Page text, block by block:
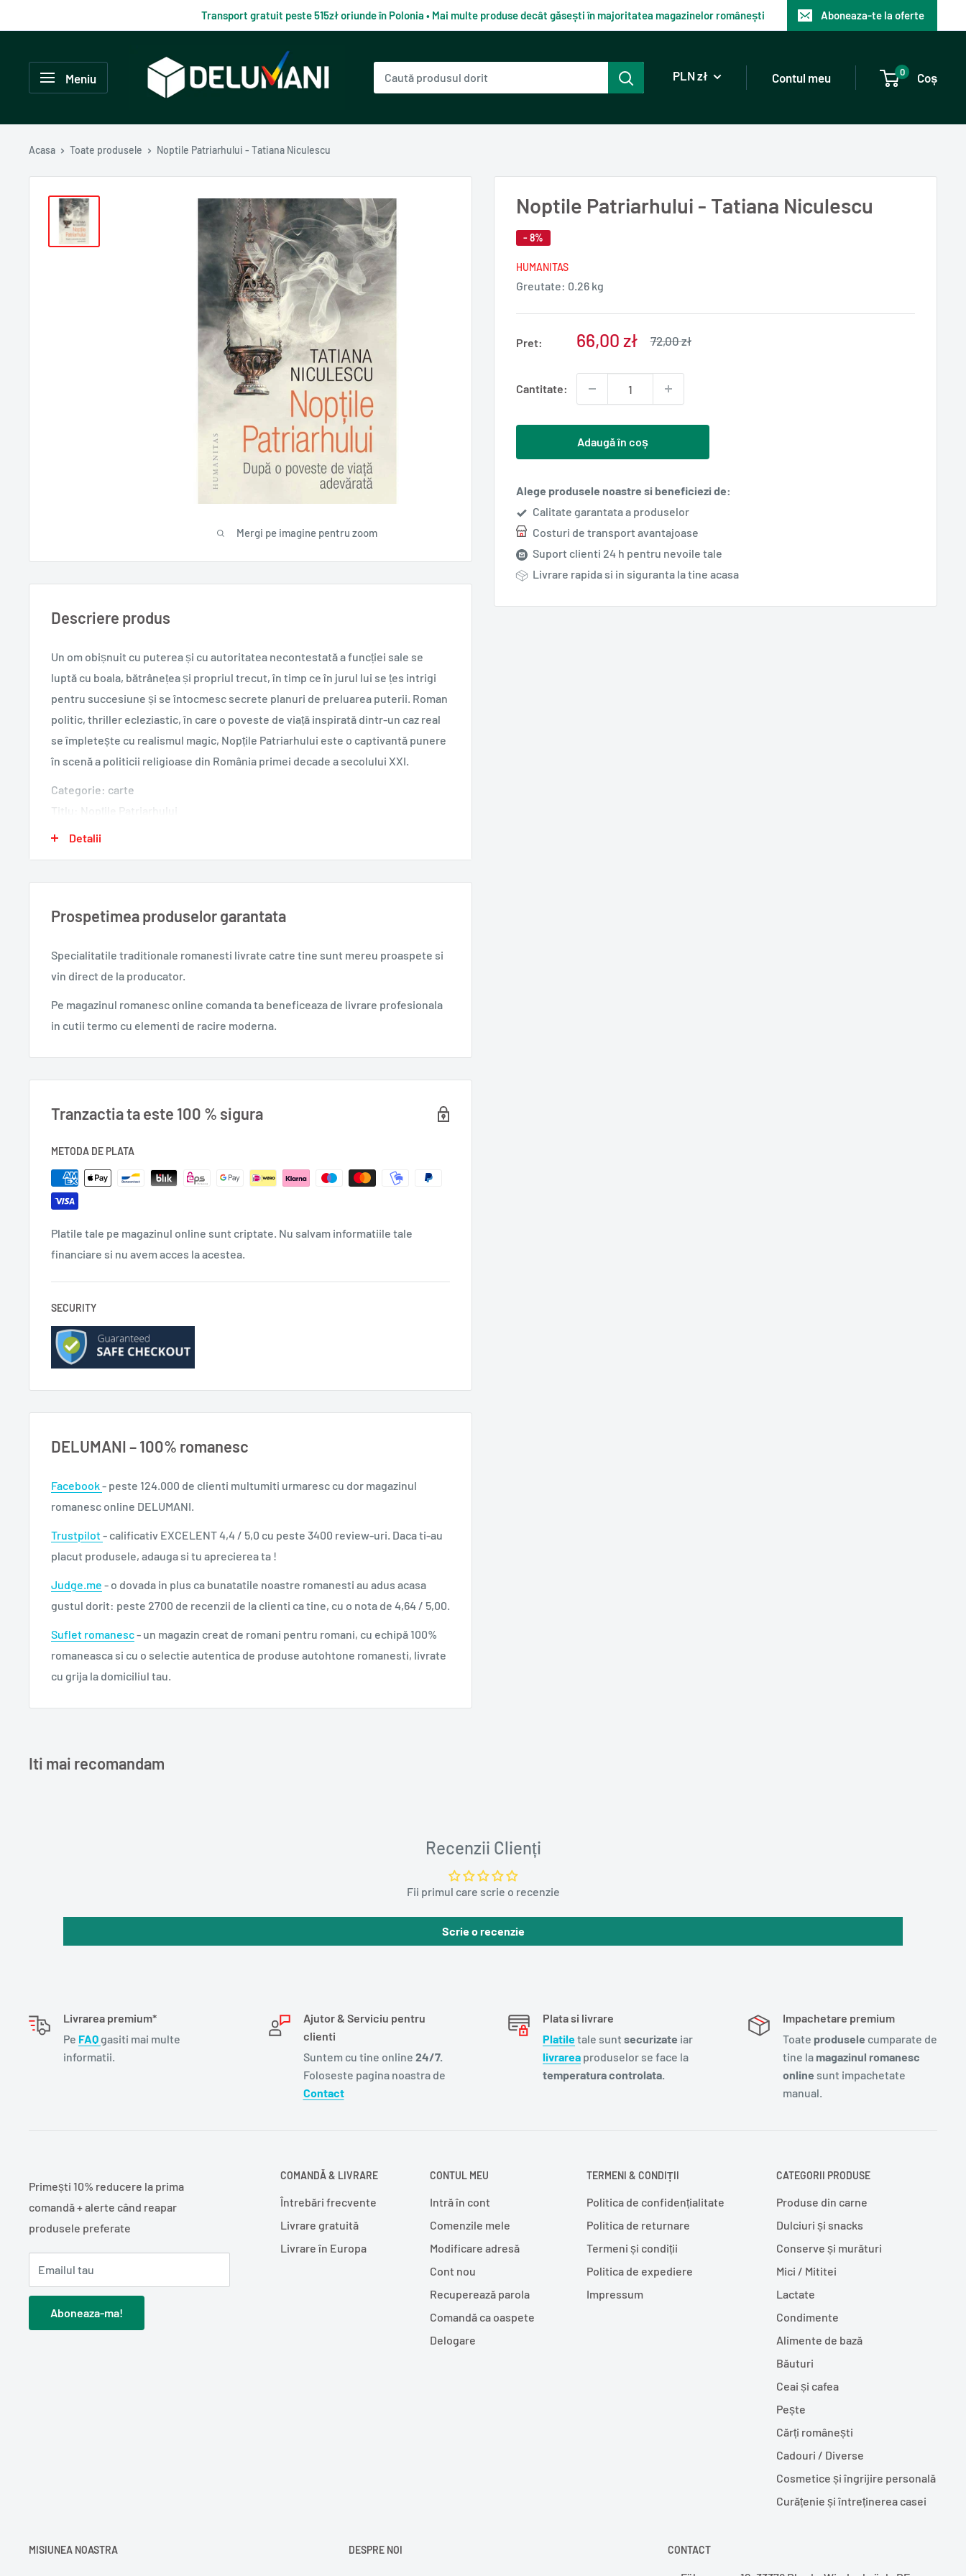
te
continut
Transport gratuit peste 515zł oriunde în Polonia • Mai multe produse decât găsești în majoritatea magazinelor românești Aboneaza-te la oferte
Meniu
Delumani
Magazin
PLN zł Contul meu 0 Coș
Acasa Toate produsele Noptile Patriarhului - Tatiana Niculescu
Mergi pe imagine pentru zoom
Noptile Patriarhului - Tatiana Niculescu
- 8%
HUMANITAS
Greutate: 0.26 kg
Pret:
Pret
66,00 zł
Pret
72,00 zł
Cantitate:
Adaugă în coș
Alege produsele noastre si beneficiezi de:
Calitate garantata a produselor
Costuri de transport avantajoase
Suport clienti 24 h pentru nevoile tale
Livrare rapida si in siguranta la tine acasa
Descriere produs
Un om obișnuit cu puterea și cu autoritatea necontestată a funcției sale se
luptă cu boala, bătrânețea și propriul trecut, în timp ce în jurul lui se țes intrigi
pentru succesiune și se întocmesc secrete planuri de preluarea puterii. Roman
politic, thriller ecleziastic, în care o poveste de viață inspirată dintr-un caz real
se împletește cu realismul magic, Nopțile Patriarhului este o captivantă punere
în scenă a politicii religioase din România primei decade a secolului XXI.
Categorie: carte
Titlu: Nopțile Patriarhului
Subtitlu: După o poveste de viață adevărată
Format: 13x20 cm
Colecție: în afara colecţiilor
Domeniu: literatură
Autor: Tatiana Niculescu
Detalii
Prospetimea produselor garantata
Specialitatile traditionale romanesti livrate catre tine sunt mereu proaspete si
vin direct de la producator.
Pe magazinul romanesc online comanda ta beneficeaza de livrare profesionala
in cutii termo cu elementi de racire moderna.
Tranzactia ta este 100 % sigura
METODA DE PLATA
Platile tale pe magazinul online sunt criptate. Nu salvam informatiile tale
financiare si nu avem acces la acestea.
SECURITY
DELUMANI – 100% romanesc
Facebook- peste 124.000 de clienti multumiti urmaresc cu dor magazinul
romanesc online DELUMANI.
Trustpilot- calificativ EXCELENT 4,4 / 5,0 cu peste 3400 review-uri. Daca ti-au
placut produsele, adauga si tu aprecierea ta !
Judge.me - o dovada in plus ca bunatatile noastre romanesti au adus acasa
gustul dorit: peste 2700 de recenzii de la clienti ca tine, cu o nota de 4,64 / 5,00.
Suflet romanesc- un magazin creat de romani pentru romani, cu echipă 100%
romaneasca si cu o selectie autentica de produse autohtone romanesti, livrate
cu grija la domiciliul tau.
Iti mai recomandam
Recenzii Clienți
Fii primul care scrie o recenzie
Scrie o recenzie
Livrarea premium*
Pe FAQ gasiti mai multe
informatii.
Ajutor & Serviciu pentru
clienti
Suntem cu tine online 24/7.
Foloseste pagina noastra de
Contact
Plata si livrare
Platiletale sunt securizate iar
livrarea produselor se face la
temperatura controlata.
Impachetare premium
Toate produsele cumparate de
tine lamagazinul romanesc
online sunt impachetate
manual.
Primești 10% reducere la prima
comandă + alerte când reapar
produsele preferate
Emailul tau
Aboneaza-ma!
COMANDĂ & LIVRARE
Întrebări frecvente
Livrare gratuită
Livrare în Europa
CONTUL MEU
Intră în cont
Comenzile mele
Modificare adresă
Cont nou
Recuperează parola
Comandă ca oaspete
Delogare
TERMENI & CONDIȚII
Politica de confidențialitate
Politica de returnare
Termeni și condiții
Politica de expediere
Impressum
CATEGORII PRODUSE
Produse din carne
Dulciuri și snacks
Conserve și murături
Mici / Mititei
Lactate
Condimente
Alimente de bază
Băuturi
Ceai și cafea
Pește
Cărți românești
Cadouri / Diverse
Cosmetice și îngrijire personală
Curățenie și întreținerea casei
MISIUNEA NOASTRA DESPRE NOI CONTACT